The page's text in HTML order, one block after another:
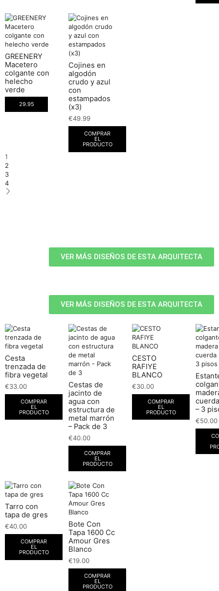
GREENERY
Macetero
colgante con
helecho
verde
29.95
Cojines en
algodón
crudo y azul
con
estampados
(x3)
€49.99
COMPRAR
EL
PRODUCTO
1
2
3
4
VER MÁS DISEÑOS DE ESTA ARQUITECTA
VER MÁS DISEÑOS DE ESTA ARQUITECTA
Cesta
trenzada de
fibra vegetal
€33.00
COMPRAR
EL
PRODUCTO
Cestas de
jacinto de
agua con
estructura de
metal marrón
– Pack de 3
€40.00
COMPRAR
EL
PRODUCTO
CESTO
RAFIYE
BLANCO
€30.00
COMPRAR
EL
PRODUCTO
– 3
€50.00
Tarro con
tapa de gres
€40.00
COMPRAR
EL
PRODUCTO
Bote Con
Tapa 1600 Cc
Amour Gres
Blanco
€19.00
COMPRAR
EL
PRODUCTO